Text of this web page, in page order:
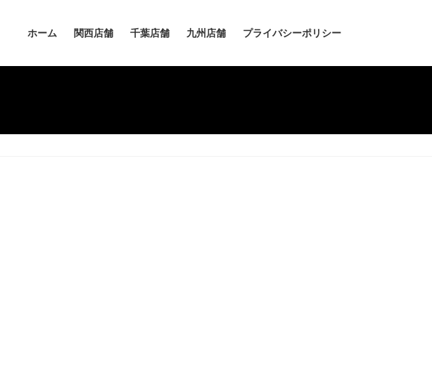
ホーム 関西店舗 千葉店舗 九州店舗 プライバシーポリシー